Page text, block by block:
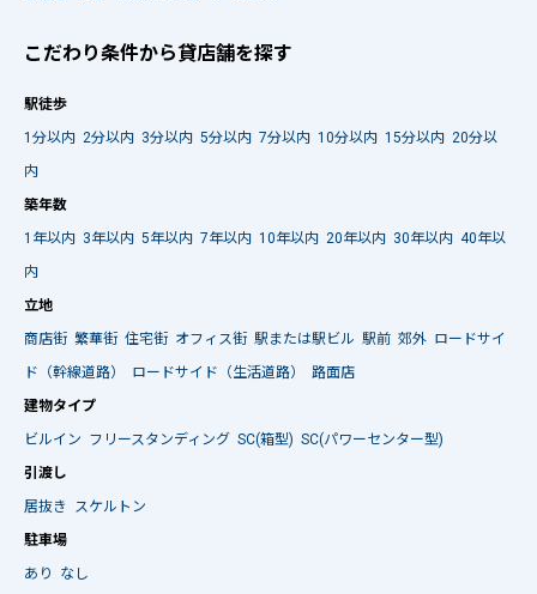
こだわり条件から貸店舗を探す
駅徒歩
1分以内 2分以内 3分以内 5分以内 7分以内 10分以内 15分以内 20分以
内
築年数
1年以内 3年以内 5年以内 7年以内 10年以内 20年以内 30年以内 40年以
内
立地
商店街 繁華街 住宅街 オフィス街 駅または駅ビル 駅前 郊外 ロードサイ
ド（幹線道路）
ロードサイド（生活道路）
路面店
建物タイプ
ビルイン フリースタンディング SC(箱型) SC(パワーセンター型)
引渡し
居抜き
スケルトン
駐車場
あり
なし